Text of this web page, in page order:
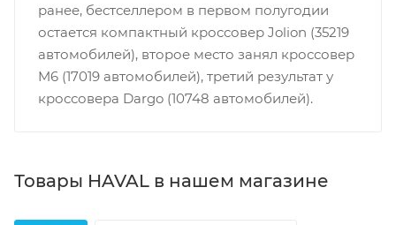
ранее, бестселлером в первом полугодии
остается компактный кроссовер Jolion (35219
автомобилей), второе место занял кроссовер
M6 (17019 автомобилей), третий результат у
кроссовера Dargo (10748 автомобилей).
Товары HAVAL в нашем магазине